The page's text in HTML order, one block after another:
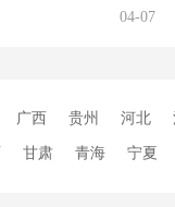
04-07
广西 贵州 河北
甘肃 青海 宁夏